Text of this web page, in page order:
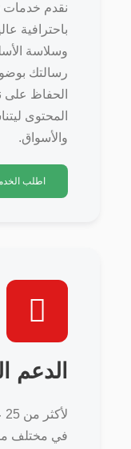
نقدم خدمات
باحترافية
وسلاسة
رسالتك
الحفاظ على
المحتوى
والأسواق.
اطلب
الدعم
في مختلف